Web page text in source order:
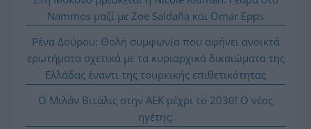
Nammos μαζί με Zoe Saldaña και Omar Epps
Ρένα Δούρου: Θολή συμφωνία που αφήνει ανοικτά
ερωτήματα σχετικά με τα κυριαρχικά δικαιώματα της
Ελλάδας έναντι της τουρκικής επιθετικότητας
Ο Μιλάν Βιτάλις στην ΑΕΚ μέχρι το 2030! Ο νέος
ηγέτης;